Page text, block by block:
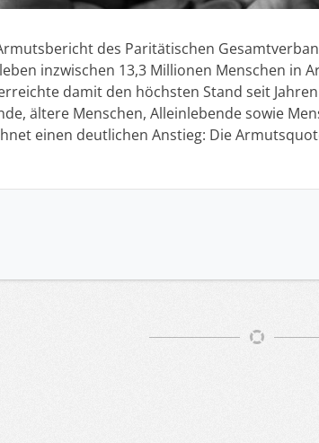
des Paritätischen
inzwischen 13,3 Millionen Menschen in
damit den höchsten Stand seit
ältere Menschen, Alleinlebende sowie
einen deutlichen Anstieg: Die